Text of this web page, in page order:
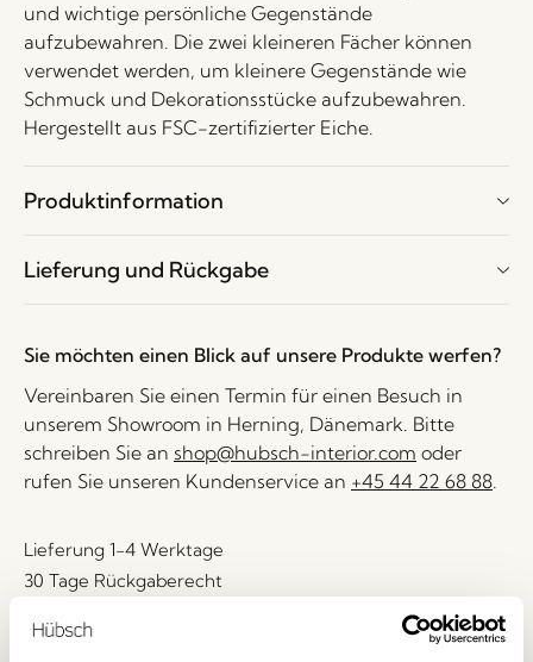
und wichtige persönliche Gegenstände
aufzubewahren. Die zwei kleineren Fächer können
verwendet werden, um kleinere Gegenstände wie
Schmuck und Dekorationsstücke aufzubewahren.
Hergestellt aus FSC-zertifizierter Eiche.
Produktinformation
Lieferung und Rückgabe
Sie möchten einen Blick auf unsere Produkte werfen?
Vereinbaren Sie einen Termin für einen Besuch in
unserem Showroom in Herning, Dänemark. Bitte
schreiben Sie an shop@hubsch-interior.com oder
rufen Sie unseren Kundenservice an +45 44 22 68 88.
Lieferung 1-4 Werktage
30 Tage Rückgaberecht